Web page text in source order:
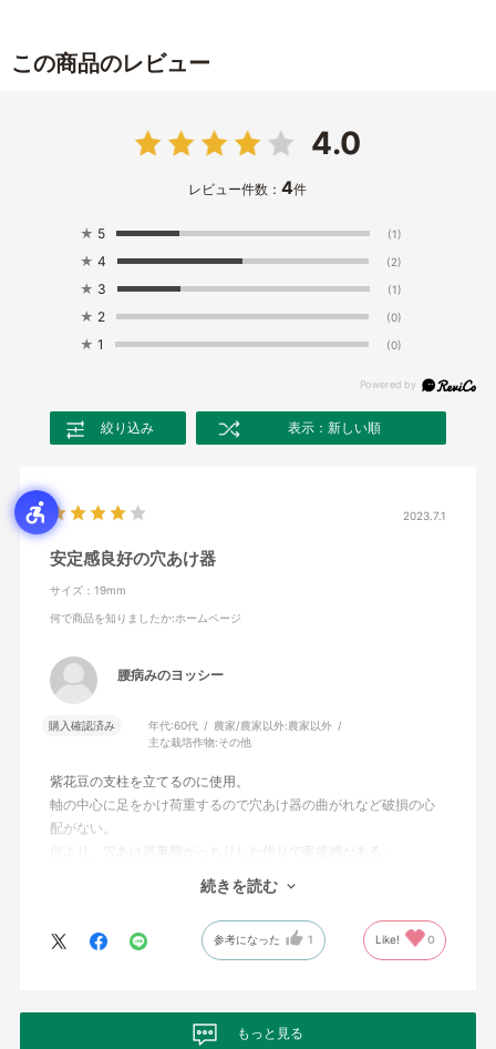
この商品のレビュー
4.0
レビュー件数：4件
★ 5 (1)
★ 4 (2)
★ 3 (1)
★ 2 (0)
★ 1 (0)
絞り込み 表示：新しい順
2023.7.1
安定感良好の穴あけ器
サイズ：19mm
何で商品を知りましたか:ホームページ
腰病みのヨッシー
購入確認済み 年代:60代 農家/農家以外:農家以外
主な栽培作物:その他
紫花豆の支柱を立てるのに使用。
軸の中心に足をかけ荷重するので穴あけ器の曲がれなど破損の心
配がない。
何より、穴あけ器事態がっちりした作りで案提感がある。
穴のサイズが19ミリだったが、それより太い穴でも使用できた。
腰にも負担なく使用できて良かった。
続きを読む
参考になった 1 Like! 0
もっと見る